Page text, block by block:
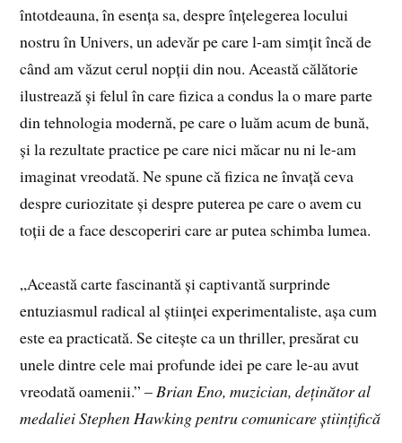
întotdeauna, în esența sa, despre înțelegerea locului
nostru în Univers, un adevăr pe care l-am simțit încă de
când am văzut cerul nopții din nou. Această călătorie
ilustrează și felul în care fizica a condus la o mare parte
din tehnologia modernă, pe care o luăm acum de bună,
și la rezultate practice pe care nici măcar nu ni le-am
imaginat vreodată. Ne spune că fizica ne învață ceva
despre curiozitate și despre puterea pe care o avem cu
toții de a face descoperiri care ar putea schimba lumea.
„Această carte fascinantă și captivantă surprinde
entuziasmul radical al științei experimentaliste, așa cum
este ea practicată. Se citește ca un thriller, presărat cu
unele dintre cele mai profunde idei pe care le-au avut
vreodată oamenii.” –Brian Eno, muzician, deținător al
medaliei Stephen Hawking pentru comunicare științifică